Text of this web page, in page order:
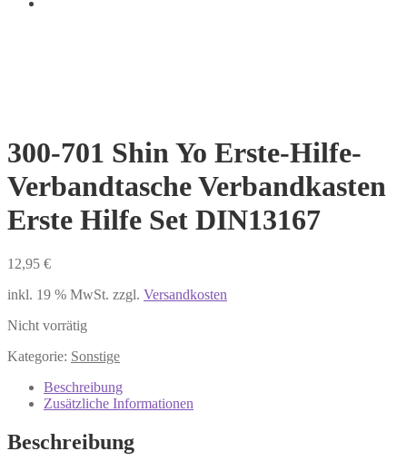
300-701 Shin Yo Erste-Hilfe-
Verbandtasche Verbandkasten
Erste Hilfe Set DIN13167
12,95 €
inkl. 19 % MwSt. zzgl. Versandkosten
Nicht vorrätig
Kategorie: Sonstige
Beschreibung
Zusätzliche Informationen
Beschreibung